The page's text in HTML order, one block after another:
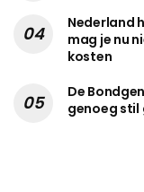
Nederland
mag je nu
kosten
De
genoeg stil